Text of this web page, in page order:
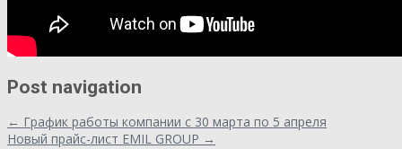
Post navigation
← График работы компании с 30 марта по 5 апреля
Новый прайс-лист EMIL GROUP →